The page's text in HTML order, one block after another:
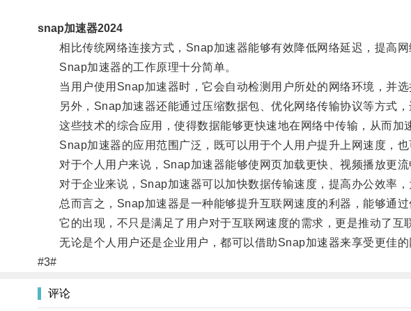
snap加速器2024
相比传统网络连接方式，Snap加速器能够有效降低网络延迟，提高网
Snap加速器的工作原理十分简单。
当用户使用Snap加速器时，它会自动检测用户所处的网络环境，并选
另外，Snap加速器还能通过压缩数据包、优化网络传输协议等方式，
这些技术的综合应用，使得数据能够更快速地在网络中传输，从而加
Snap加速器的应用范围广泛，既可以用于个人用户提升上网速度，也
对于个人用户来说，Snap加速器能够使网页加载更快、视频播放更流
对于企业来说，Snap加速器可以加快数据传输速度，提高办公效率，
总而言之，Snap加速器是一种能够提升互联网速度的利器，能够通过
它的出现，不只是满足了用户对于互联网速度的需求，更是推动了互
无论是个人用户还是企业用户，都可以借助Snap加速器来享受更佳的
#3#
评论